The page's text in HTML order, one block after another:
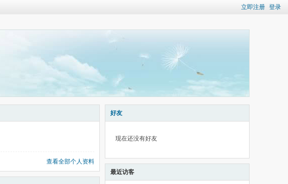
立即注册 登录
查看全部个人资料
好友
现在还没有好友
最近访客